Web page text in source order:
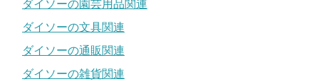
ダイソーの園芸用品関連
ダイソーの文具関連
ダイソーの通販関連
ダイソーの雑貨関連